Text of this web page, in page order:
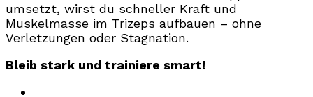
umsetzt, wirst du schneller Kraft und
Muskelmasse im Trizeps aufbauen – ohne
Verletzungen oder Stagnation.
Bleib stark und trainiere smart!